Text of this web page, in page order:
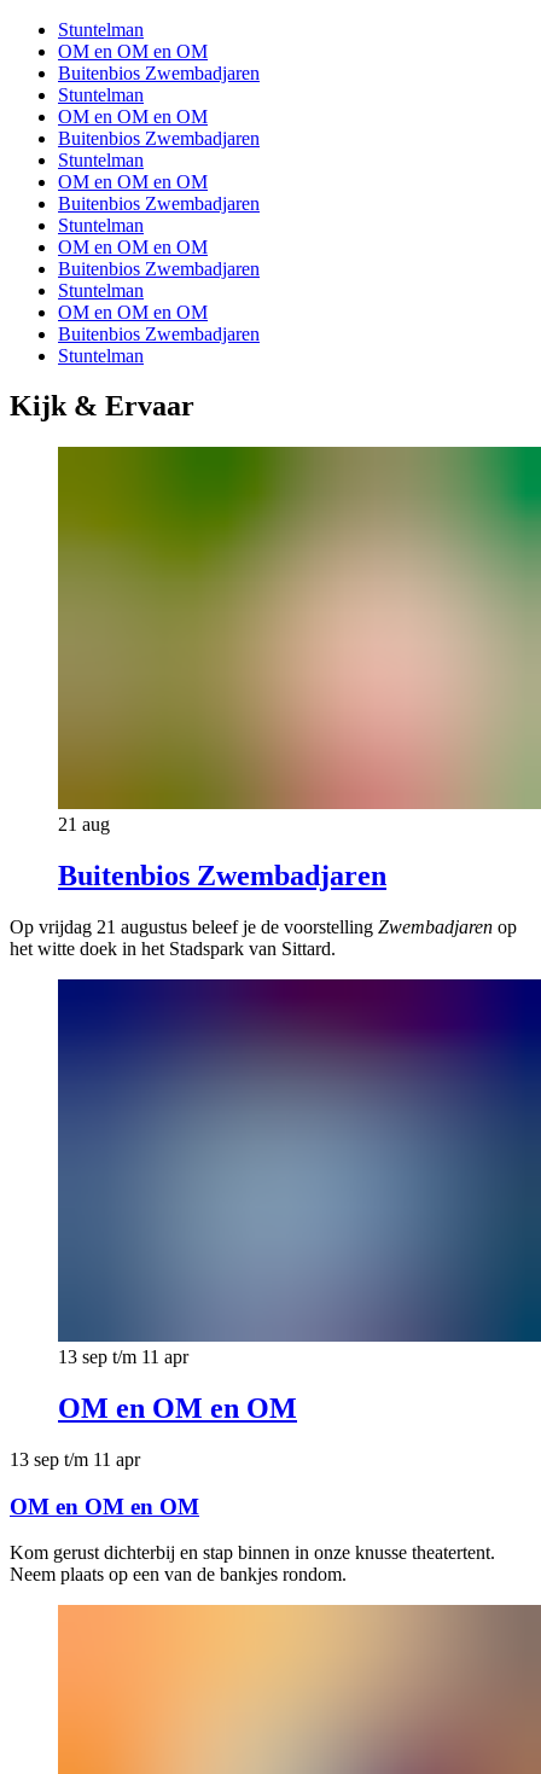
Stuntelman
OM en OM en OM
Buitenbios Zwembadjaren
Stuntelman
OM en OM en OM
Buitenbios Zwembadjaren
Stuntelman
OM en OM en OM
Buitenbios Zwembadjaren
Stuntelman
OM en OM en OM
Buitenbios Zwembadjaren
Stuntelman
OM en OM en OM
Buitenbios Zwembadjaren
Stuntelman
Kijk & Ervaar
21 aug
Buitenbios Zwembadjaren
Op vrijdag 21 augustus beleef je de voorstelling Zwembadjaren op
het witte doek in het Stadspark van Sittard.
13 sep t/m 11 apr
OM en OM en OM
13 sep t/m 11 apr
OM en OM en OM
Kom gerust dichterbij en stap binnen in onze knusse theatertent.
Neem plaats op een van de bankjes rondom.